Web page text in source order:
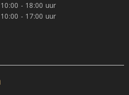
10:00 - 18:00 uur
10:00 - 17:00 uur